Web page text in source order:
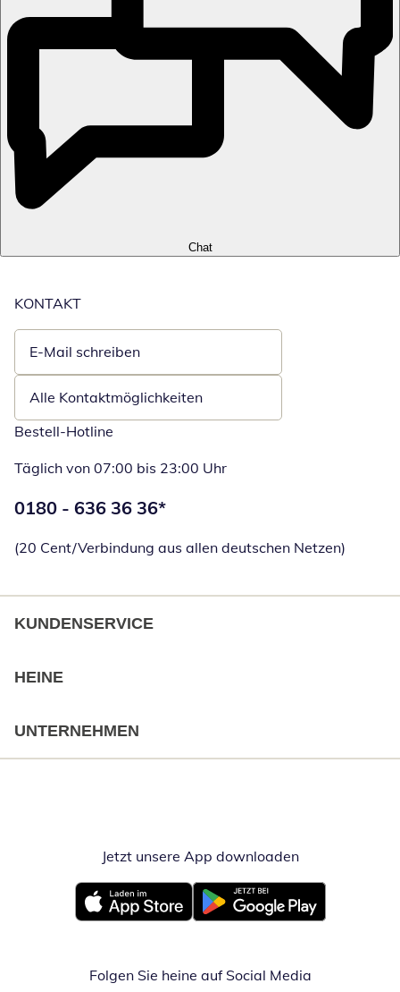
Chat
KONTAKT
E-Mail schreiben
Öffnet E-Mail-Client
Alle Kontaktmöglichkeiten
Bestell-Hotline
Täglich von 07:00 bis 23:00 Uhr
Telefonnummer:
0180 - 636 36 36*
(20 Cent/Verbindung aus allen deutschen Netzen)
KUNDENSERVICE
HEINE
UNTERNEHMEN
Jetzt unsere App downloadenÖffnet in
Öffnet in neuem FensterÖffnet in neuem Fenster
Folgen Sie heine auf Social Media